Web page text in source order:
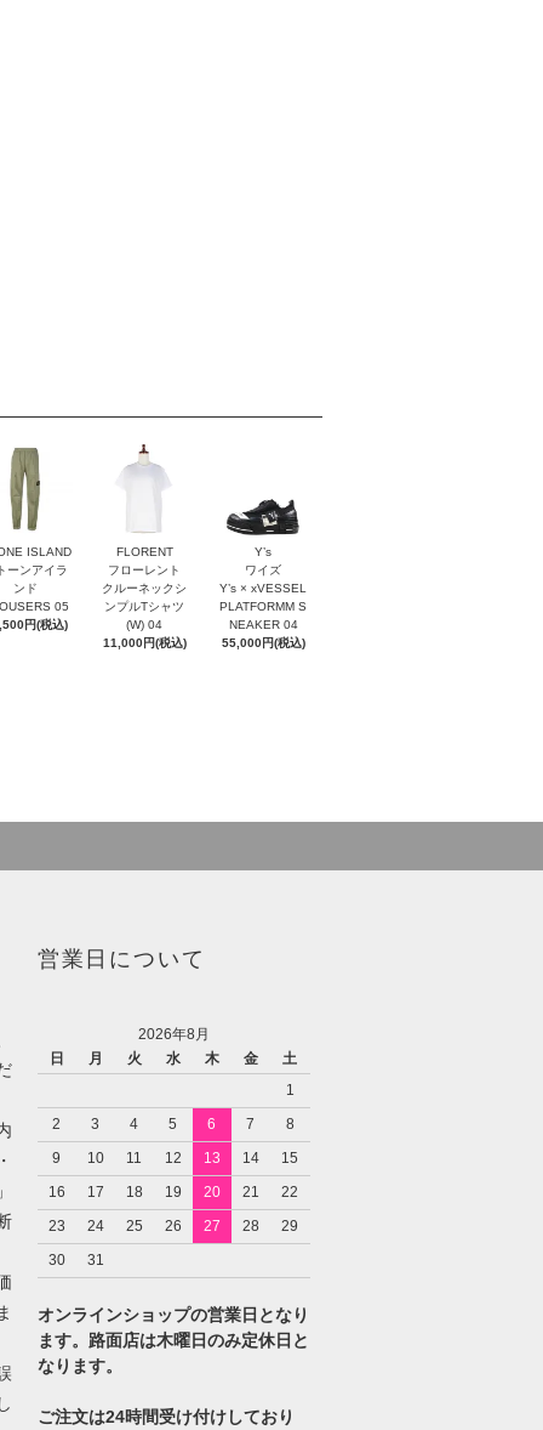
ISLAND
ーンアイラ
ンド
05
円(税込)
FLORENT
フローレント
クルーネックシ
ンプルTシャツ
(W) 04
11,000円(税込)
Y’s
ワイズ
Y’s × xVESSEL
PLATFORMM S
NEAKER 04
55,000円(税込)
営業日について
2026年8月
日
月 火 水 木 金
土
1
2
3 4 5 6 7
8
9
10 11 12 13 14
15
16
17 18 19 20 21
22
23
24 25 26 27 28
29
30
31
オンラインショップの営業日となり
ます。路面店は木曜日のみ定休日と
なります。
ご注文は24時間受け付けしており